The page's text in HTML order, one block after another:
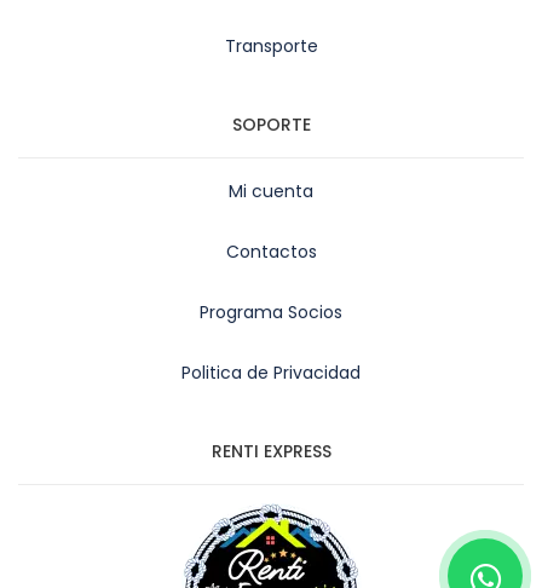
Transporte
SOPORTE
Mi cuenta
Contactos
Programa Socios
Politica de Privacidad
RENTI EXPRESS